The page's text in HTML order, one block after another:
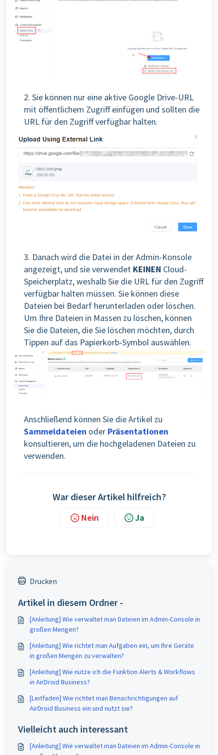
2. Sie können nur eine aktive Google Drive-URL
mit öffentlichem Zugriff einfügen und sollten die
URL für den Zugriff verfügbar halten.
3. Danach wird die Datei in der Admin-Konsole
angezeigt, und sie verwendet KEINEN Cloud-
Speicherplatz, weshalb Sie die URL für den Zugriff
verfügbar halten müssen. Sie können diese
Dateien bei Bedarf herunterladen oder löschen.
Um Ihre Dateien in Massen zu löschen, können
Sie die Dateien, die Sie löschen möchten, durch
Tippen auf das Papierkorb-Symbol auswählen.
Anschließend können Sie die Artikel zu
Sammeldateien oder Präsentationen
konsultieren, um die hochgeladenen Dateien zu
verwenden.
War dieser Artikel hilfreich?
Nein Ja
Drucken
Artikel in diesem Ordner -
[Anleitung] Wie verwaltet man Dateien im Admin-Console in
großen Mengen?
[Anleitung] Wie richtet man Aufgaben ein, um Ihre Geräte
in großen Mengen zu verwalten?
[Anleitung] Wie nutze ich die Funktion Alerts & Workflows
in AirDroid Business?
[Leitfaden] Wie richtet man Benachrichtigungen auf
AirDroid Business ein und nutzt sie?
Vielleicht auch interessant
[Anleitung] Wie verwaltet man Dateien im Admin-Console in